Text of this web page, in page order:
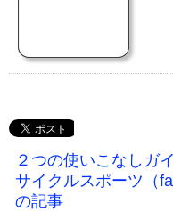
２つの使いこなしガ
サイクルスポーツ（
の記事